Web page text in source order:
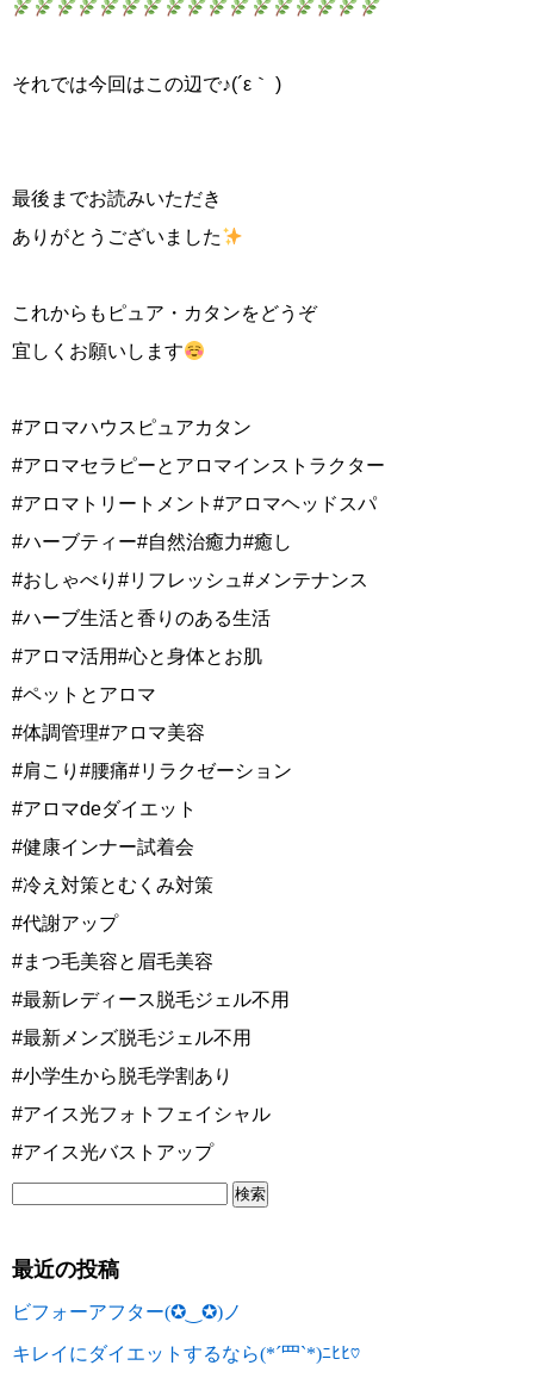
それでは今回はこの辺で♪(´ε｀ )
最後までお読みいただき
ありがとうございました
これからもピュア・カタンをどうぞ
宜しくお願いします
#アロマハウスピュアカタン
#アロマセラピーとアロマインストラクター
#アロマトリートメント#アロマヘッドスパ
#ハーブティー#自然治癒力#癒し
#おしゃべり#リフレッシュ#メンテナンス
#ハーブ生活と香りのある生活
#アロマ活用#心と身体とお肌
#ペットとアロマ
#体調管理#アロマ美容
#肩こり#腰痛#リラクゼーション
#アロマdeダイエット
#健康インナー試着会
#冷え対策とむくみ対策
#代謝アップ
#まつ毛美容と眉毛美容
#最新レディース脱毛ジェル不用
#最新メンズ脱毛ジェル不用
#小学生から脱毛学割あり
#アイス光フォトフェイシャル
#アイス光バストアップ
最近の投稿
ビフォーアフター(✪‿✪)ノ
キレイにダイエットするなら(*´罒`*)ﾆﾋﾋ♡